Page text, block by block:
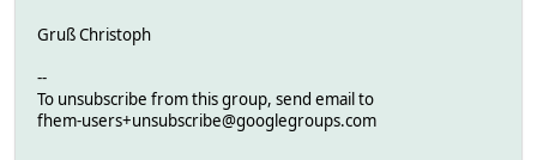
Gruß Christoph
--
To unsubscribe from this group, send email to
fhem-users+unsubscribe@googlegroups.com